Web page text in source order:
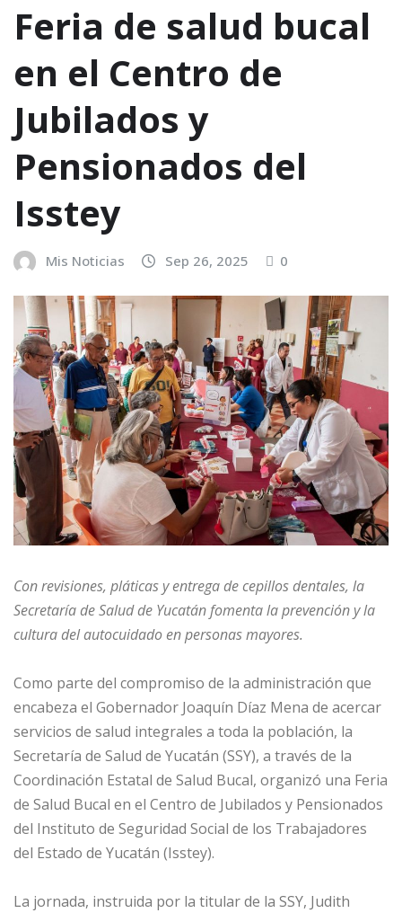
Feria de salud bucal
en el Centro de
Jubilados y
Pensionados del
Isstey
Mis Noticias Sep 26, 2025 0
Con revisiones, pláticas y entrega de cepillos dentales, la
Secretaría de Salud de Yucatán fomenta la prevención y la
cultura del autocuidado en personas mayores.
Como parte del compromiso de la administración que
encabeza el Gobernador Joaquín Díaz Mena de acercar
servicios de salud integrales a toda la población, la
Secretaría de Salud de Yucatán (SSY), a través de la
Coordinación Estatal de Salud Bucal, organizó una Feria
de Salud Bucal en el Centro de Jubilados y Pensionados
del Instituto de Seguridad Social de los Trabajadores
del Estado de Yucatán (Isstey).
La jornada, instruida por la titular de la SSY, Judith